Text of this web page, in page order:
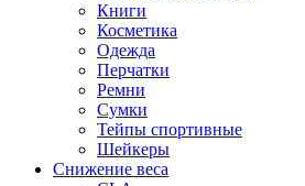
Книги
Косметика
Одежда
Перчатки
Ремни
Сумки
Тейпы спортивные
Шейкеры
Снижение веса